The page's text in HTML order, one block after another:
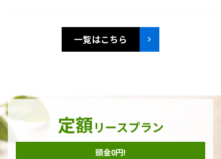
一覧はこちら
定額リースプラン
頭金0円!